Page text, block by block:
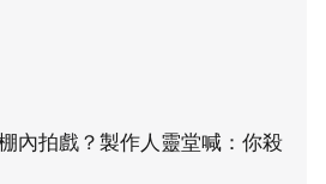
內拍戲？製作人靈堂喊：你殺